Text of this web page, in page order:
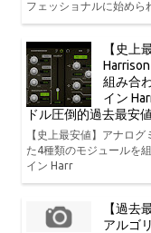
フェッショナルに始め
【史上
組み合
イン
ドル圧倒的過去最安
【史上最安値】アナロ
た4種類のモジュールを
イン Harr
【過去
アルゴ